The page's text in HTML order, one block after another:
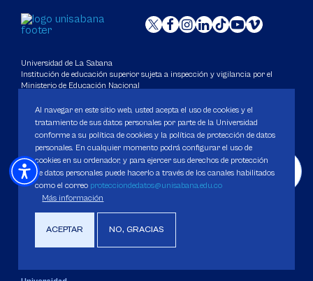
Universidad de La Sabana
Institución de educación superior sujeta a inspección y vigilancia por el
Ministerio de Educación Nacional
Protocolo de atención para casos de acoso, violencia sexual y basada en
género, así como de comportamientos contrarios a los principios
fundamentales de la Universidad
Carácter Académico: Universidad
DATOS DE CONTACTO
Apartado: 53753, Bogotá.
WhatsApp: +57 3205164838
Al navegar en este sitio web, usted acepta el uso de cookies y el
tratamiento de sus datos personales por parte de la Universidad
conforme a su política de cookies y la política de protección de datos
personales. En cualquier momento podrá configurar el uso de
cookies en su ordenador, y para ejercer sus derechos de protección
de datos personales puede hacerlo a través de los canales habilitados
como el correo protecciondedatos@unisabana.edu.co
Más información
ACEPTAR NO, GRACIAS